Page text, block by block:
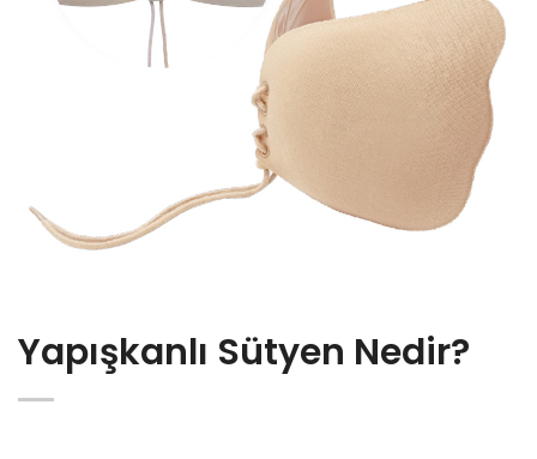
Yapışkanlı Sütyen Nedir?